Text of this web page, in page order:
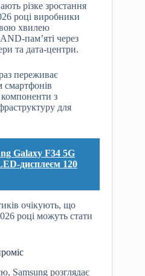
різке зростання
році виробники
хвилею
пам’яті через
та дата-центри.
переживає
смартфонів
компоненти з
для
Galaxy F34 5G
дисплеєм 120
очікують, що
році можуть стати
Samsung розглядає